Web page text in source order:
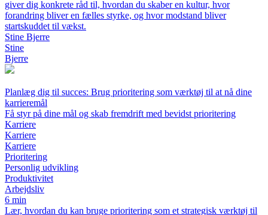
giver dig konkrete råd til, hvordan du skaber en kultur, hvor
forandring bliver en fælles styrke, og hvor modstand bliver
startskuddet til vækst.
Stine Bjerre
Stine
Bjerre
Planlæg dig til succes: Brug prioritering som værktøj til at nå dine
karrieremål
Få styr på dine mål og skab fremdrift med bevidst prioritering
Karriere
Karriere
Karriere
Prioritering
Personlig udvikling
Produktivitet
Arbejdsliv
6 min
Lær, hvordan du kan bruge prioritering som et strategisk værktøj til